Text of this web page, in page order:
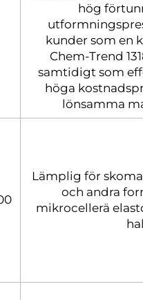
hög
kunder som en
Chem-Trend
samtidigt som
höga
lönsamma
Lämplig för
och andra
mikrocellerä